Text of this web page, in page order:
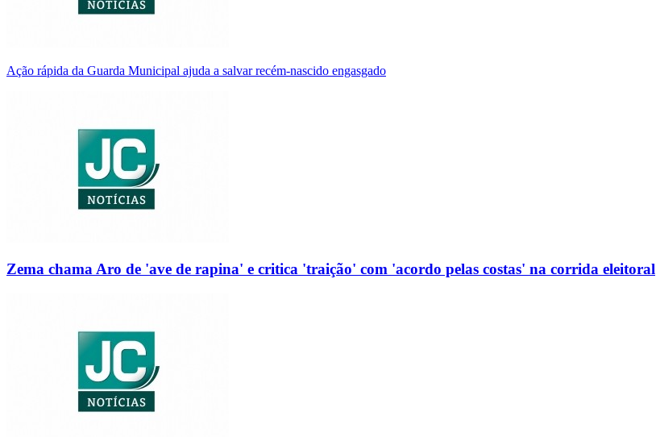
Ação rápida da Guarda Municipal ajuda a salvar recém-nascido engasgado
Zema chama Aro de 'ave de rapina' e critica 'traição' com 'acordo pelas costas' na corrida eleitoral